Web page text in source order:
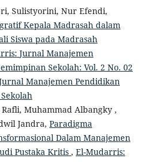
Sulistyorini, Nur Efendi,
Kepala Madrasah dalam
Siswa pada Madrasah
Jurnal Manajemen
Sekolah: Vol. 2 No. 02
Manajemen Pendidikan
Muhammad Albangky ,
Jandra, Paradigma
Dalam Manajemen
Pustaka Kritis , El-Mudarris: